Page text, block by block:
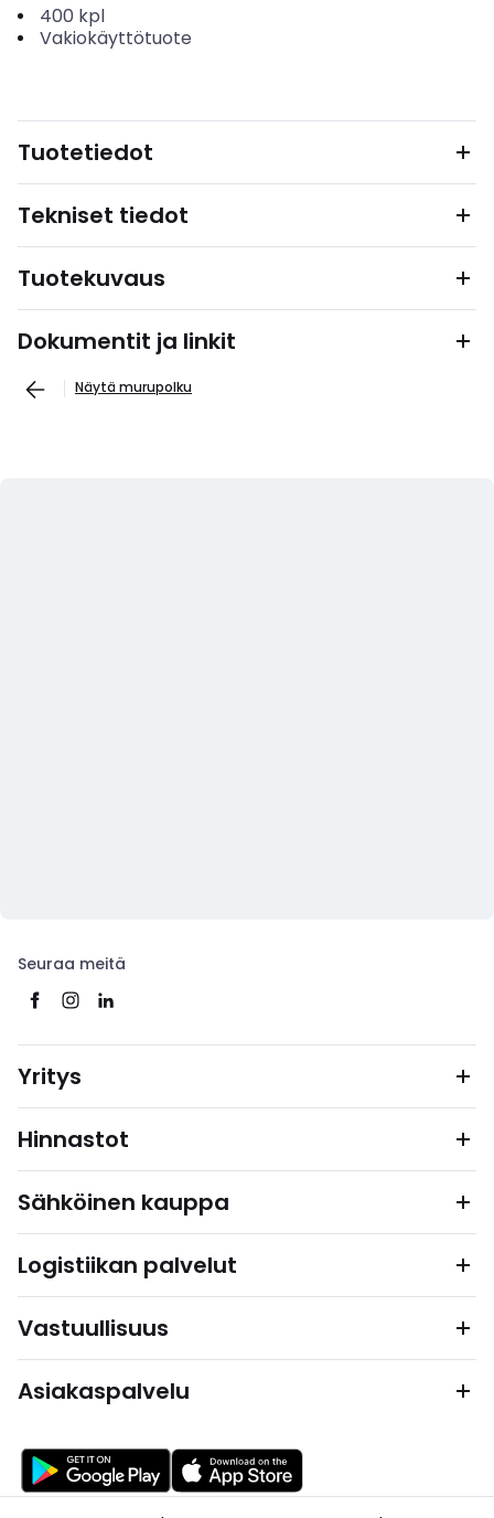
400 kpl
Vakiokäyttötuote
Tuotetiedot
Tekniset tiedot
Tuotekuvaus
Dokumentit ja linkit
Näytä murupolku
Seuraa meitä
Yritys
Hinnastot
Sähköinen kauppa
Logistiikan palvelut
Vastuullisuus
Asiakaspalvelu